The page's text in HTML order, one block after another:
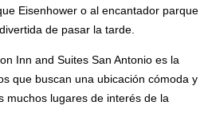
Eisenhower o al encantador parque
de pasar la tarde.
Inn and Suites San Antonio es la
que buscan una ubicación cómoda y
muchos lugares de interés de la